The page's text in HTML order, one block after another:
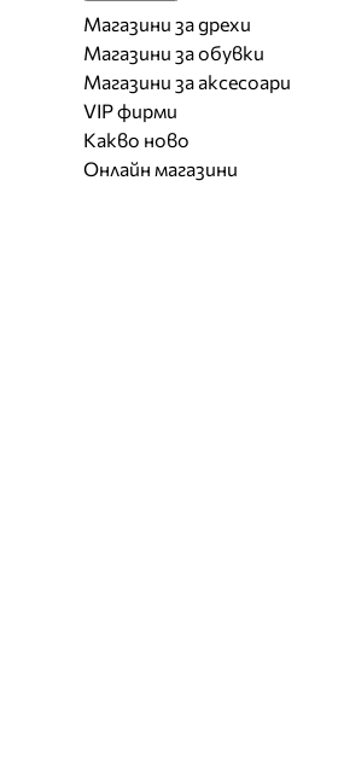
Магазини за дрехи
Магазини за обувки
Магазини за aксесоари
VIP фирми
Какво ново
Онлайн магазини